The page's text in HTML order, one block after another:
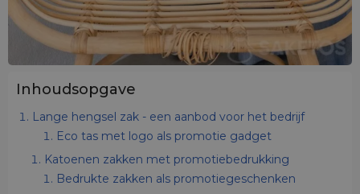
Inhoudsopgave
Lange hengsel zak - een aanbod voor het bedrijf
Eco tas met logo als promotie gadget
Katoenen zakken met promotiebedrukking
Bedrukte zakken als promotiegeschenken